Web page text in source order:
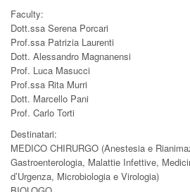
Faculty:
Dott.ssa Serena Porcari
Prof.ssa Patrizia Laurenti
Dott. Alessandro Magnanensi
Prof. Luca Masucci
Prof.ssa Rita Murri
Dott. Marcello Pani
Prof. Carlo Torti
Destinatari:
MEDICO CHIRURGO (Anestesia e
Gastroenterologia, Malattie Infettive,
d’Urgenza, Microbiologia e Virologia)